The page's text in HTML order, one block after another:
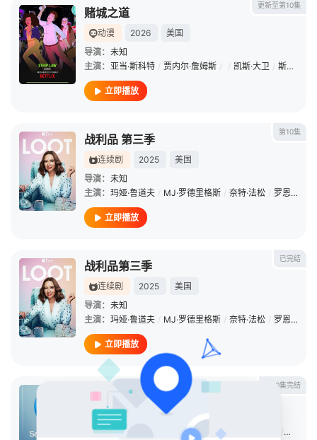
更新至第10集
赌城之道
动漫 2026
美国
导演： 未知
主演： 亚当·斯科特 / 贾内尔·詹姆斯 / / 凯斯·大卫 / 斯蒂芬·鲁特
立即播放
第10集
战利品 第三季
连续剧 2025
美国
导演： 未知
主演： 玛娅·鲁道夫 / MJ·罗德里格斯 / 奈特·法松 / 罗恩·芬奇斯
立即播放
已完结
战利品第三季
连续剧 2025
美国
导演： 未知
主演： 玛娅·鲁道夫 / MJ·罗德里格斯 / 奈特·法松 / 罗恩·芬奇斯
立即播放
第10集完结
人生切割术 第二季
连续剧
导演：本·斯蒂勒 乌塔·布里泽维茨 / 塞缪尔·多诺万 / 杰西卡·